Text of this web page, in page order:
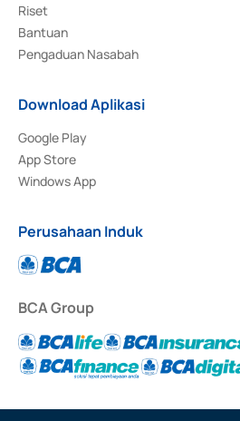
Riset
Bantuan
Pengaduan Nasabah
Download Aplikasi
Google Play
App Store
Windows App
Perusahaan Induk
BCA Group